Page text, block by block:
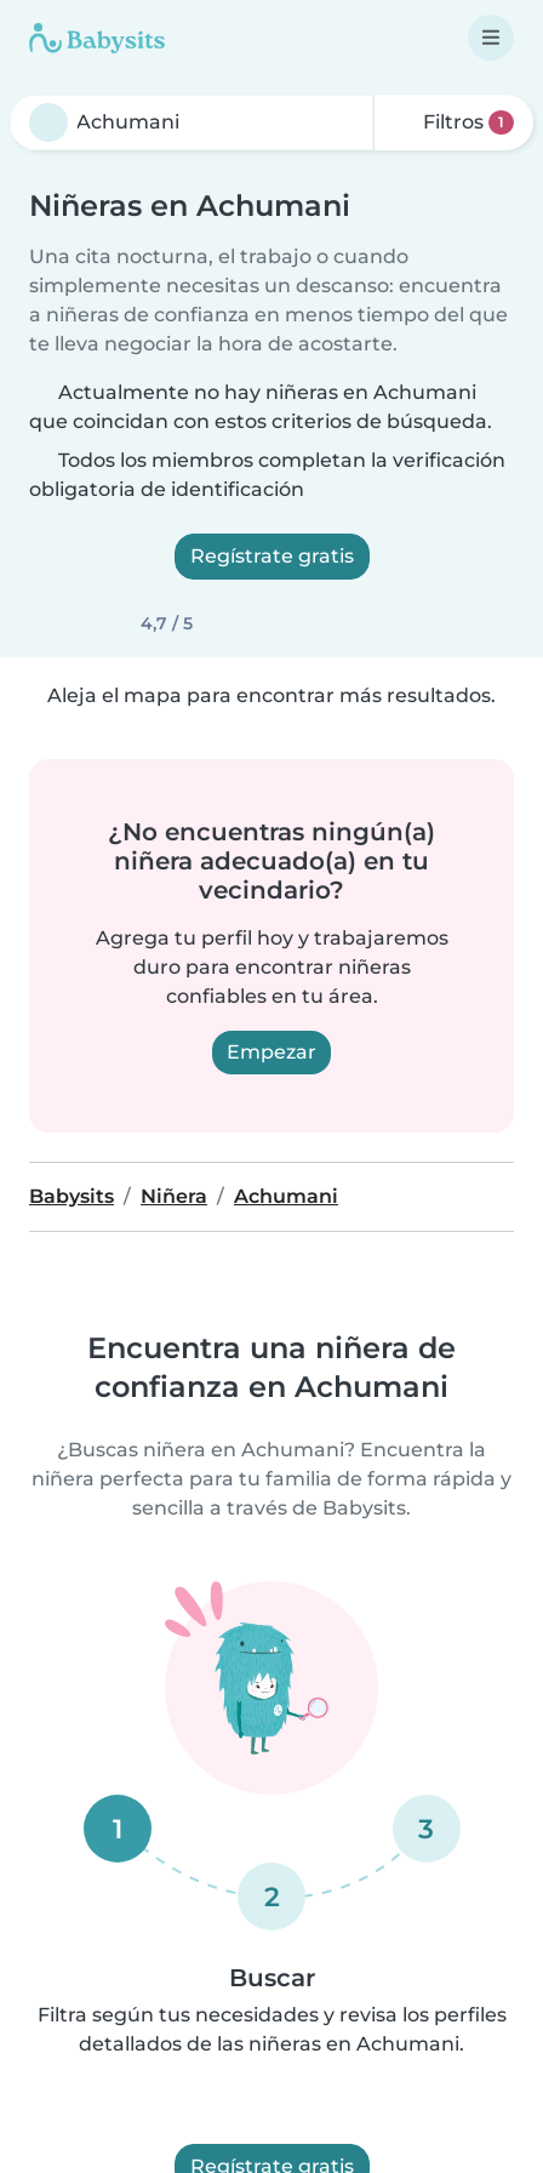
Filtros 1
Niñeras en Achumani
Una cita nocturna, el trabajo o cuando
simplemente necesitas un descanso: encuentra
a niñeras de confianza en menos tiempo del que
te lleva negociar la hora de acostarte.
Actualmente no hay niñeras en Achumani
que coincidan con estos criterios de búsqueda.
Todos los miembros completan la verificación
obligatoria de identificación
Regístrate gratis
4,7 / 5
Aleja el mapa para encontrar más resultados.
¿No encuentras ningún(a)
niñera adecuado(a) en tu
vecindario?
Agrega tu perfil hoy y trabajaremos
duro para encontrar niñeras
confiables en tu área.
Empezar
Babysits Niñera Achumani
Encuentra una niñera de
confianza en Achumani
¿Buscas niñera en Achumani? Encuentra la
niñera perfecta para tu familia de forma rápida y
sencilla a través de Babysits.
1
2
3
Buscar
Filtra según tus necesidades y revisa los perfiles
detallados de las niñeras en Achumani.
Regístrate gratis